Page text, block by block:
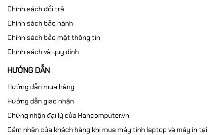
Chính sách đổi trả
Chính sách bảo hành
Chính sách bảo mật thông tin
Chính sách và quy định
HƯỚNG DẪN
Hướng dẫn mua hàng
Hướng dẫn giao nhận
Chứng nhận đại lý của Hancomputer.vn
Cảm nhận của khách hàng khi mua máy tính laptop và máy in tại